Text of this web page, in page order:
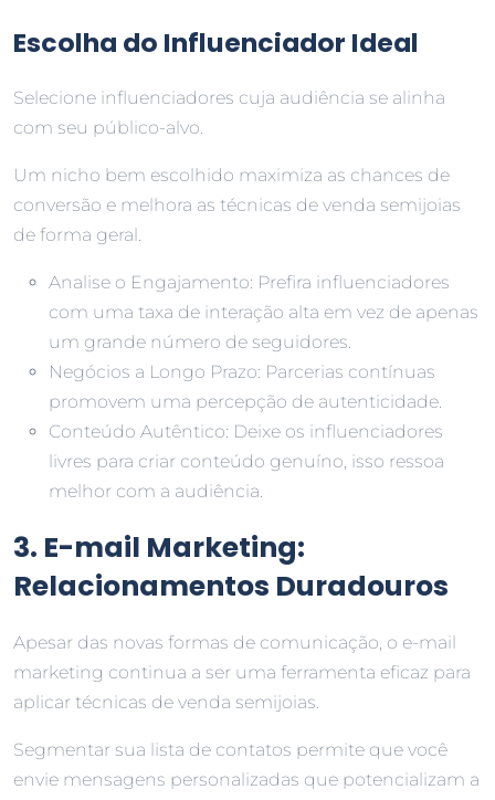
Escolha do Influenciador Ideal
Selecione influenciadores cuja audiência se alinha
com seu público-alvo.
Um nicho bem escolhido maximiza as chances de
conversão e melhora as técnicas de venda semijoias
de forma geral.
Analise o Engajamento: Prefira influenciadores
com uma taxa de interação alta em vez de apenas
um grande número de seguidores.
Negócios a Longo Prazo: Parcerias contínuas
promovem uma percepção de autenticidade.
Conteúdo Autêntico: Deixe os influenciadores
livres para criar conteúdo genuíno, isso ressoa
melhor com a audiência.
3. E-mail Marketing:
Relacionamentos Duradouros
Apesar das novas formas de comunicação, o e-mail
marketing continua a ser uma ferramenta eficaz para
aplicar técnicas de venda semijoias.
Segmentar sua lista de contatos permite que você
envie mensagens personalizadas que potencializam a